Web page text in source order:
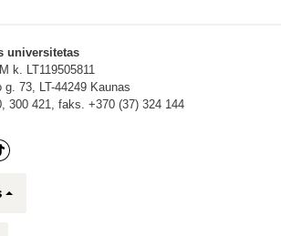
universitetas
k. LT119505811
73, LT-44249 Kaunas
300 421, faks. +370 (37) 324 144